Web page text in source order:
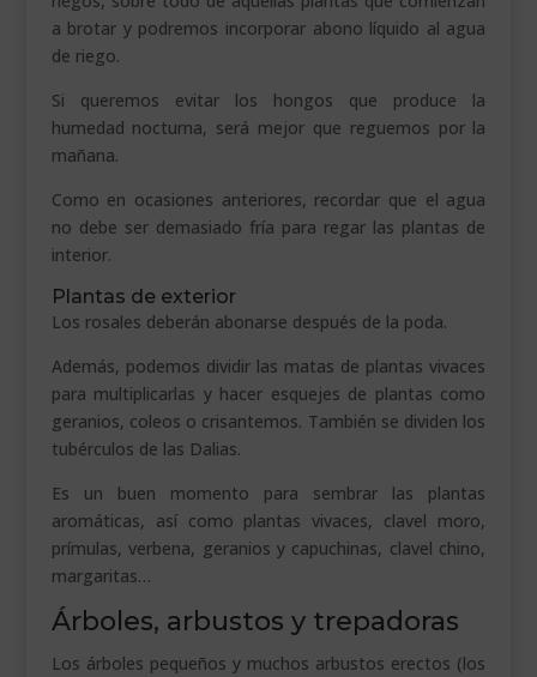
a brotar y podremos incorporar abono líquido al agua
de riego.
Si queremos evitar los hongos que produce la
humedad nocturna, será mejor que reguemos por la
mañana.
Como en ocasiones anteriores, recordar que el agua
no debe ser demasiado fría para regar las plantas de
interior.
Plantas de exterior
Los rosales deberán abonarse después de la poda.
Además, podemos dividir las matas de plantas vivaces
para multiplicarlas y hacer esquejes de plantas como
geranios, coleos o crisantemos. También se dividen los
tubérculos de las Dalias.
Es un buen momento para sembrar las plantas
aromáticas, así como plantas vivaces, clavel moro,
prímulas, verbena, geranios y capuchinas, clavel chino,
margaritas…
Árboles, arbustos y trepadoras
Los árboles pequeños y muchos arbustos erectos (los